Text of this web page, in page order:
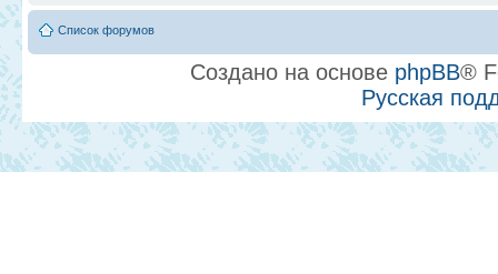
Список форумов
Создано на основе phpBB®
Русская